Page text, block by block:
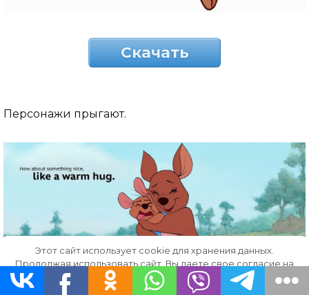
Скачать
Персонажи прыгают.
Этот сайт использует cookie для хранения данных.
Продолжая использовать сайт, Вы даете свое согласие на
работу с этими файлами.
OK